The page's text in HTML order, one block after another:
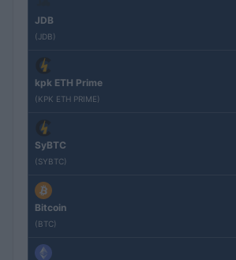
JDB
(JDB)
kpk ETH Prime
(KPK ETH PRIME)
SyBTC
(SYBTC)
Bitcoin
(BTC)